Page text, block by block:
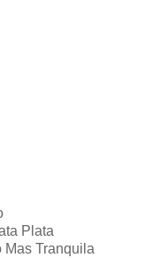
Plata
Mas Tranquila